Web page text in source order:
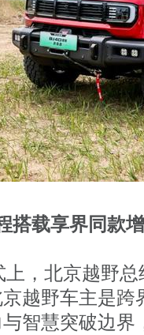
搭载享界同款
上，北京越野总
越野车主是
智慧突破边